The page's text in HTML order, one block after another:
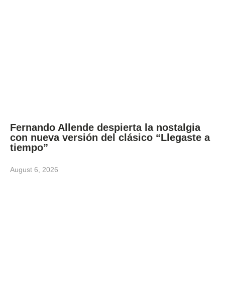
Fernando Allende despierta la nostalgia
con nueva versión del clásico “Llegaste a
tiempo”
August 6, 2026